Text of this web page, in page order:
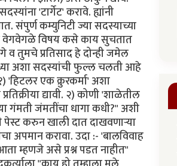
'टार्गेट' करावे. ह्यांनी
संपुर्ण कम्युनिटी ज्या सदस्याच्या
वेगवेगळे विषय कसे काय सुचतात
व तुमचे प्रतिसाद हे दोन्ही जमेल
अशा सदस्यांची फुल्ल चलती आहे
'हिटलर एक क्रुरकर्मा' अशा
द्यावी. २) कोणी 'शाळेतील
गंमती जंमतींचा धागा कधी?" अशी
पेस्ट करुन खाली दात दाखवणार्‍या
अपमान करावा. उदा :- 'बालविवाह
म्हणजे असे प्रश्न पडत नाहीत"